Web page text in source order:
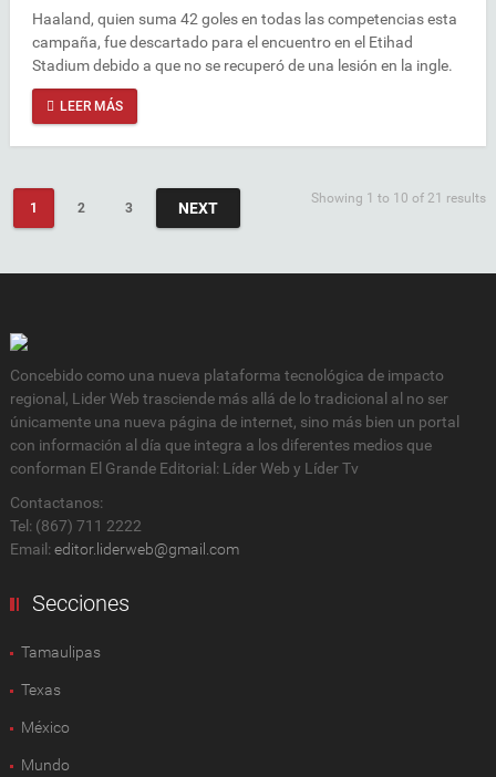
Haaland, quien suma 42 goles en todas las competencias esta
campaña, fue descartado para el encuentro en el Etihad
Stadium debido a que no se recuperó de una lesión en la ingle.
LEER MÁS
1 2 3 NEXT
Showing 1 to 10 of 21 results
Concebido como una nueva plataforma tecnológica de impacto
regional, Lider Web trasciende más allá de lo tradicional al no ser
únicamente una nueva página de internet, sino más bien un portal
con información al día que integra a los diferentes medios que
conforman El Grande Editorial: Líder Web y Líder Tv
Contactanos:
Tel: (867) 711 2222
Email: editor.liderweb@gmail.com
Secciones
Tamaulipas
Texas
México
Mundo